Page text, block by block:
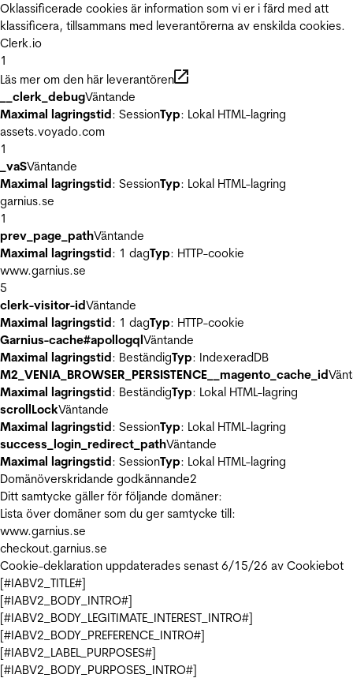
Oklassificerade cookies är information som vi er i färd med att
klassificera, tillsammans med leverantörerna av enskilda cookies.
Clerk.io
1
Läs mer om den här leverantören
__clerk_debugVäntande
Maximal lagringstid: SessionTyp: Lokal HTML-lagring
assets.voyado.com
1
_vaSVäntande
Maximal lagringstid: SessionTyp: Lokal HTML-lagring
garnius.se
1
prev_page_pathVäntande
Maximal lagringstid: 1 dagTyp: HTTP-cookie
www.garnius.se
5
clerk-visitor-idVäntande
Maximal lagringstid: 1 dagTyp: HTTP-cookie
Garnius-cache#apollogqlVäntande
Maximal lagringstid: BeständigTyp: IndexeradDB
M2_VENIA_BROWSER_PERSISTENCE__magento_cache_id
Maximal lagringstid: BeständigTyp: Lokal HTML-lagring
scrollLockVäntande
Maximal lagringstid: SessionTyp: Lokal HTML-lagring
success_login_redirect_pathVäntande
Maximal lagringstid: SessionTyp: Lokal HTML-lagring
Domänöverskridande godkännande2
Ditt samtycke gäller för följande domäner:
Lista över domäner som du ger samtycke till:
www.garnius.se
checkout.garnius.se
Cookie-deklaration uppdaterades senast 6/15/26 av Cookiebot
[#IABV2_TITLE#]
[#IABV2_BODY_INTRO#]
[#IABV2_BODY_LEGITIMATE_INTEREST_INTRO#]
[#IABV2_BODY_PREFERENCE_INTRO#]
[#IABV2_LABEL_PURPOSES#]
[#IABV2_BODY_PURPOSES_INTRO#]